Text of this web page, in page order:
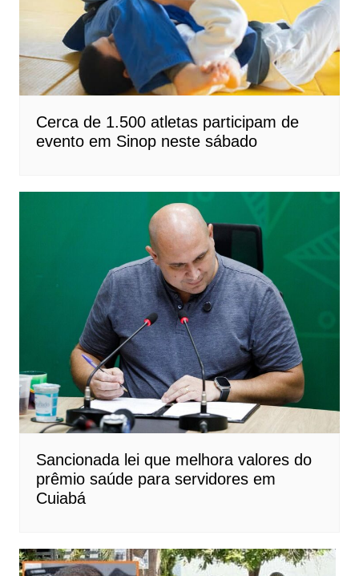
Cerca de 1.500 atletas participam de
evento em Sinop neste sábado
Sancionada lei que melhora valores do
prêmio saúde para servidores em
Cuiabá